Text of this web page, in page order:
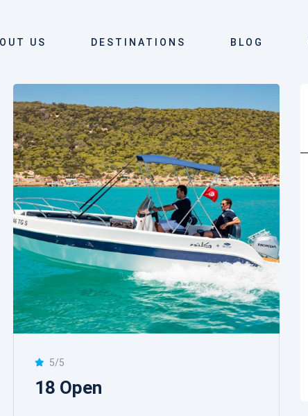
US DESTINATIONS BLOG
5/5
18 Open